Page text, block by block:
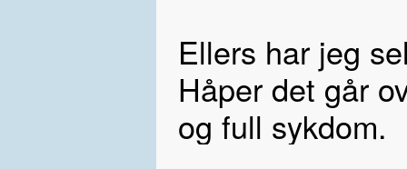
Ellers har jeg
Håper det går
og full sykdom.